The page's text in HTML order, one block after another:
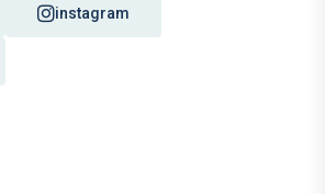
instagram